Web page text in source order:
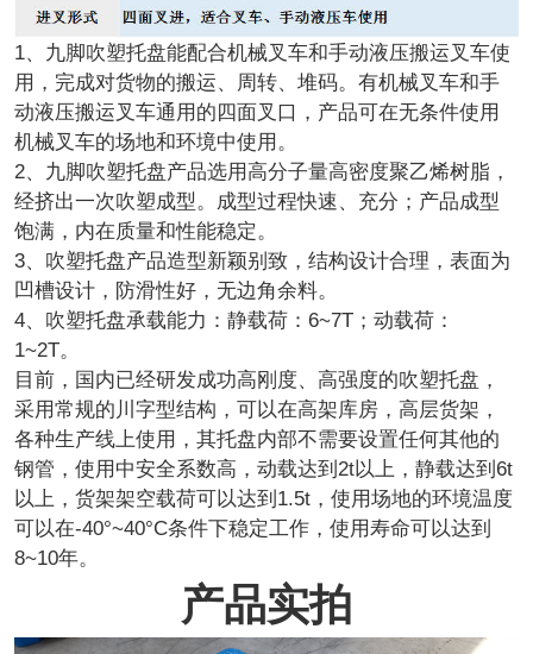
1、九脚吹塑托盘能配合机械叉车和手动液压搬运叉车使
用，完成对货物的搬运、周转、堆码。有机械叉车和手
动液压搬运叉车通用的四面叉口，产品可在无条件使用
机械叉车的场地和环境中使用。
2、九脚吹塑托盘产品选用高分子量高密度聚乙烯树脂，
经挤出一次吹塑成型。成型过程快速、充分；产品成型
饱满，内在质量和性能稳定。
3、吹塑托盘产品造型新颖别致，结构设计合理，表面为
凹槽设计，防滑性好，无边角余料。
4、吹塑托盘承载能力：静载荷：6~7T；动载荷：
1~2T。
目前，国内已经研发成功高刚度、高强度的吹塑托盘，
采用常规的川字型结构，可以在高架库房，高层货架，
各种生产线上使用，其托盘内部不需要设置任何其他的
钢管，使用中安全系数高，动载达到2t以上，静载达到6t
以上，货架架空载荷可以达到1.5t，使用场地的环境温度
可以在-40°~40°C条件下稳定工作，使用寿命可以达到
8~10年。
产品实拍